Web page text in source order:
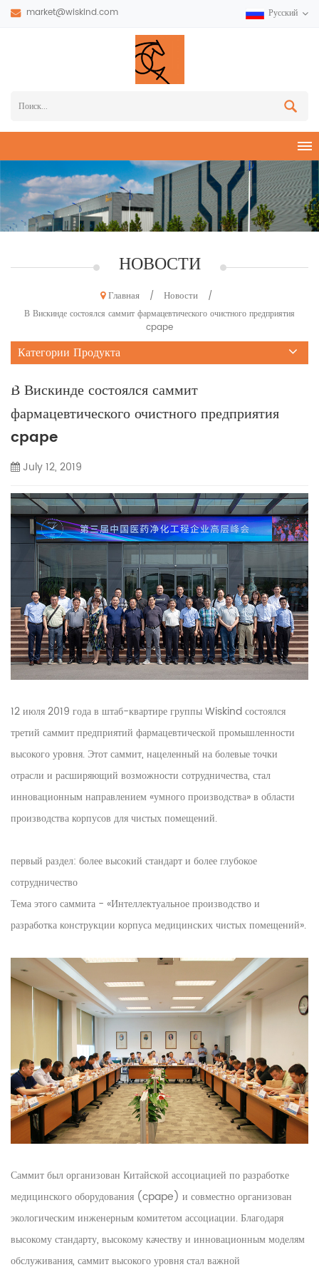
market@wiskind.com Русский
НОВОСТИ
Главная / Новости
/
В Вискинде состоялся саммит фармацевтического очистного предприятия
cpape
Категории Продукта
В Вискинде состоялся саммит
фармацевтического очистного предприятия
cpape
July 12, 2019
12 июля 2019 года в штаб-квартире группы Wiskind состоялся
третий саммит предприятий фармацевтической промышленности
высокого уровня. Этот саммит, нацеленный на болевые точки
отрасли и расширяющий возможности сотрудничества, стал
инновационным направлением «умного производства» в области
производства корпусов для чистых помещений.
первый раздел: более высокий стандарт и более глубокое
сотрудничество
Тема этого саммита - «Интеллектуальное производство и
разработка конструкции корпуса медицинских чистых помещений».
Саммит был организован Китайской ассоциацией по разработке
медицинского оборудования (cpape) и совместно организован
экологическим инженерным комитетом ассоциации. Благодаря
высокому стандарту, высокому качеству и инновационным моделям
обслуживания, саммит высокого уровня стал важной